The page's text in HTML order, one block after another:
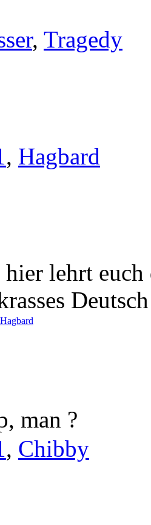
, Tragedy
, Hagbard
lehrt euch
Hagbard
man ?
, Chibby